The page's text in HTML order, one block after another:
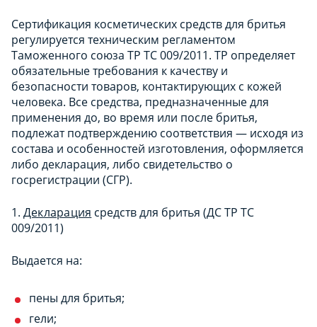
Сертификация косметических средств для бритья
регулируется техническим регламентом
Таможенного союза ТР ТС 009/2011. ТР определяет
обязательные требования к качеству и
безопасности товаров, контактирующих с кожей
человека. Все средства, предназначенные для
применения до, во время или после бритья,
подлежат подтверждению соответствия — исходя из
состава и особенностей изготовления, оформляется
либо декларация, либо свидетельство о
госрегистрации (СГР).
1. Декларация средств для бритья (ДС ТР ТС
009/2011)
Выдается на:
пены для бритья;
гели;